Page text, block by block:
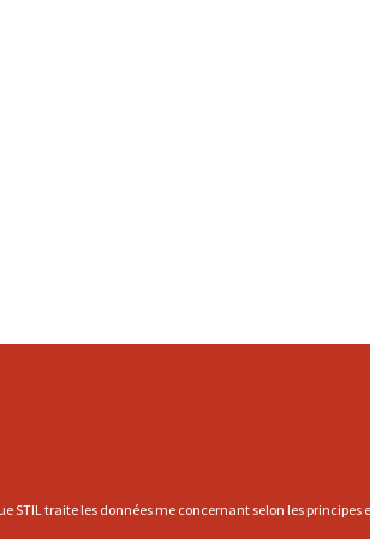
STIL traite les données me concernant selon les